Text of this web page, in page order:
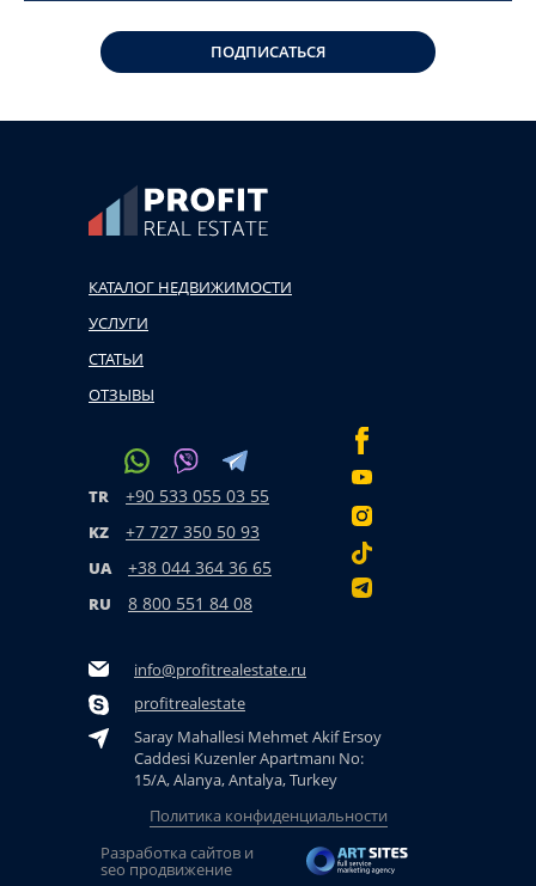
ПОДПИСАТЬСЯ
КАТАЛОГ НЕДВИЖИМОСТИ
УСЛУГИ
СТАТЬИ
ОТЗЫВЫ
TR +90 533 055 03 55
KZ +7 727 350 50 93
UA +38 044 364 36 65
RU 8 800 551 84 08
info@profitrealestate.ru
profitrealestate
Saray Mahallesi Mehmet Akif Ersoy
Caddesi Kuzenler Apartmanı No:
15/A, Alanya, Antalya, Turkey
Политика конфиденциальности
Разработка сайтов и
seo продвижение